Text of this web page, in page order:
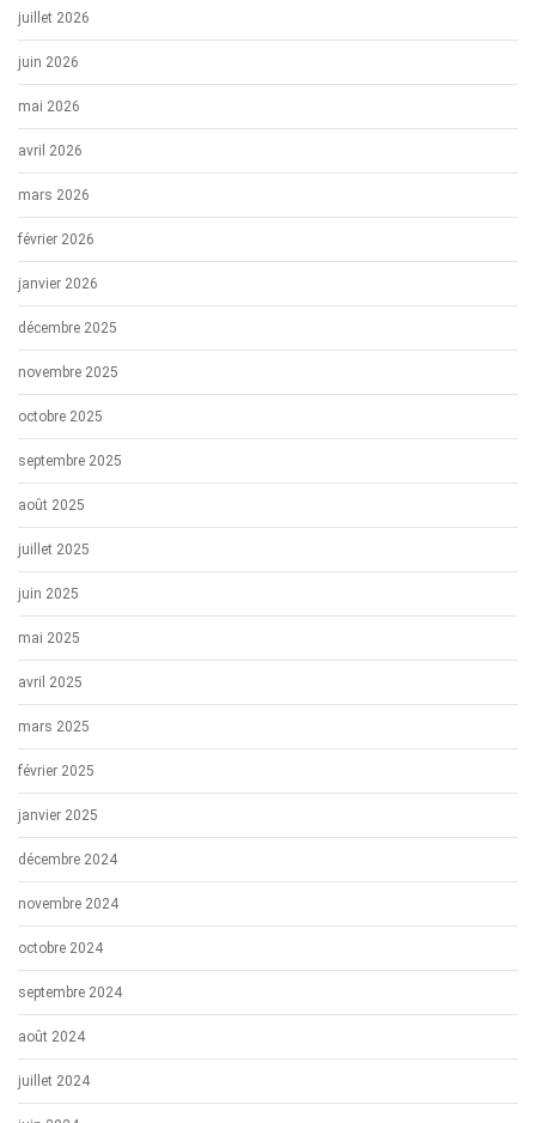
juillet 2026
juin 2026
mai 2026
avril 2026
mars 2026
février 2026
janvier 2026
décembre 2025
novembre 2025
octobre 2025
septembre 2025
août 2025
juillet 2025
juin 2025
mai 2025
avril 2025
mars 2025
février 2025
janvier 2025
décembre 2024
novembre 2024
octobre 2024
septembre 2024
août 2024
juillet 2024